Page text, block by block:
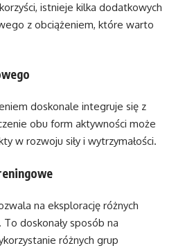
istnieje kilka dodatkowych
z obciążeniem, które warto
doskonale integruje się z
obu form aktywności może
w rozwoju siły i wytrzymałości.
na eksplorację różnych
doskonały sposób na
różnych grup